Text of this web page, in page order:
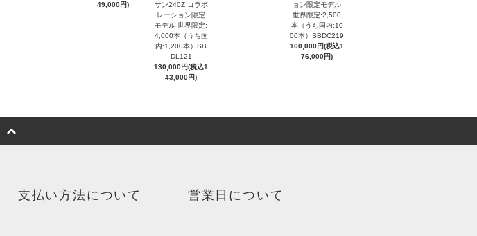
49,000円)
サン240Z コラボ
レーション限定
モデル 世界限定:
4,000本（うち国
内:1,200本）SB
DL121
130,000円(税込1
43,000円)
ョン限定モデル
世界限定:2,500
本（うち国内:10
00本）SBDC219
160,000円(税込1
76,000円)
支払い方法について 営業日について